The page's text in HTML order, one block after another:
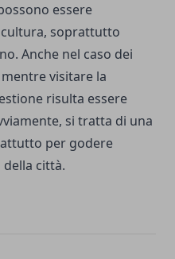
essere
soprattutto
Anche nel caso dei
visitare la
risulta essere
si tratta di una
per godere
città.